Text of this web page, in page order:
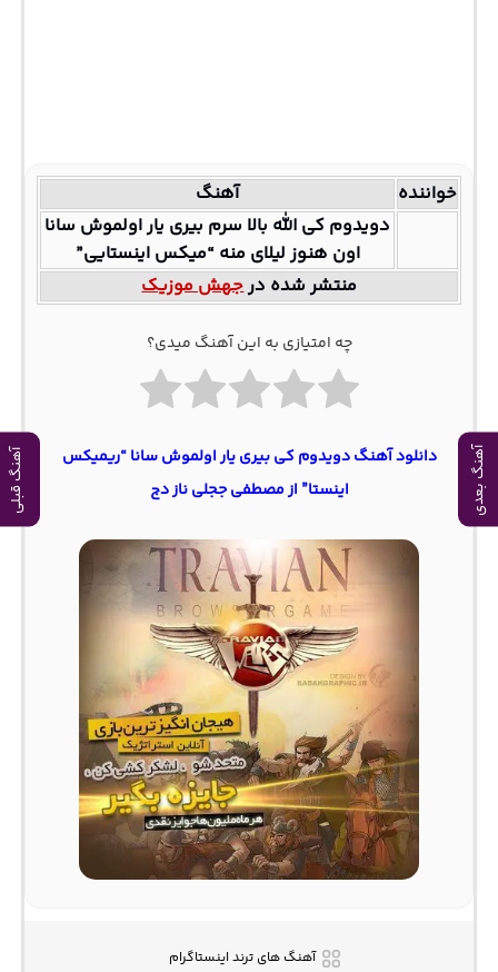
آهنگ بعدی آهنگ قبلی
خواننده
آهنگ
دویدوم کی الله بالا سرم بیری یار اولموش سانا
اون هنوز لیلای منه “میکس اینستایی”
منتشر شده درجهش موزیک
چه امتیازی به این آهنگ میدی؟
دانلود آهنگ دویدوم کی بیری یار اولموش سانا “ریمیکس
اینستا” از مصطفی ججلی ناز دج
آهنگ های ترند اینستاگرام